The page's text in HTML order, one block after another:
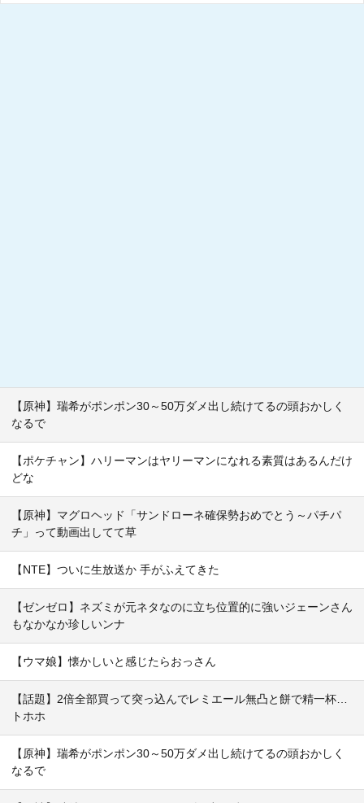
【原神】瑞希がポンポン30～50万ダメ出し続けてるの頭おかしく
なるで
【ポケチャン】ハリーマンはヤリーマンになれる素質はあるんだけ
どな
【原神】マグロヘッド「サンドローネ確保勢おめでとう～パチパ
チ」って動画出してて草
【NTE】ついに生放送か 手がふえてきた
【ゼンゼロ】ネズミが元ネタなのに立ち位置的に強いジェーンさん
もなかなか珍しいンナ
【ウマ娘】懐かしいと感じたらおっさん
【話題】2倍全部買って突っ込んでレミエール無凸と餅で精一杯…
トホホ
【原神】瑞希がポンポン30～50万ダメ出し続けてるの頭おかしく
なるで